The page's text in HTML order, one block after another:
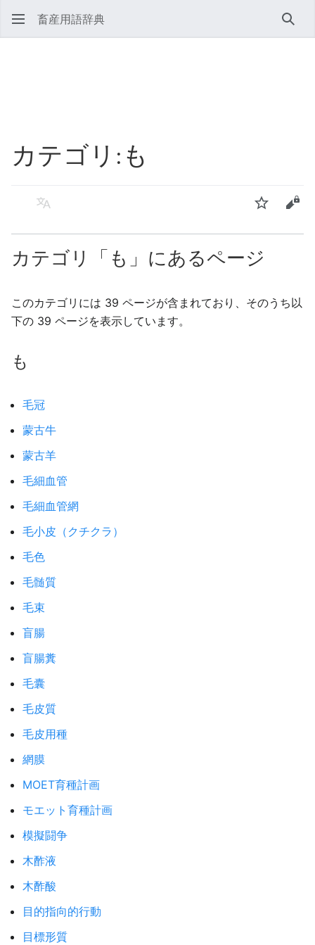
畜産用語辞典 検索
カテゴリ :も
言語 ウォッチソ
カテゴリ「も」にあるページ
このカテゴリには 39 ページが含まれており、そのうち以
下の 39 ページを表示しています。
も
毛冠
蒙古牛
蒙古羊
毛細血管
毛細血管網
毛小皮（クチクラ）
毛色
毛髄質
毛束
盲腸
盲腸糞
毛囊
毛皮質
毛皮用種
網膜
MOET育種計画
モエット育種計画
模擬闘争
木酢液
木酢酸
目的指向的行動
目標形質